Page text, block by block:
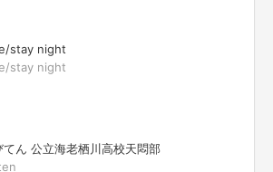
stay night
stay night
てん 公立海老栖川高校天悶部